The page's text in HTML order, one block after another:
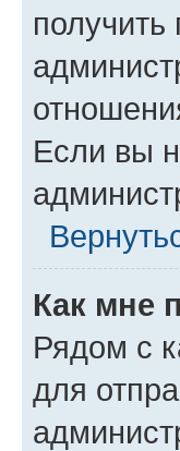
Если вы
Как мне
Рядом с
для